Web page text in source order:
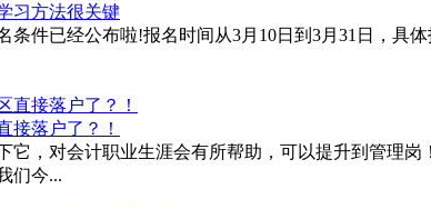
习方法很关键
条件已经公布啦!报名时间从3月10日到3月31日，
接落户了？！
它，对会计职业生涯会有所帮助，可以提升到管理
们今...